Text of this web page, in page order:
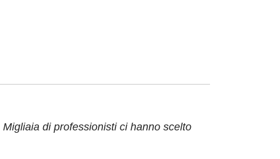
di professionisti ci hanno scelto